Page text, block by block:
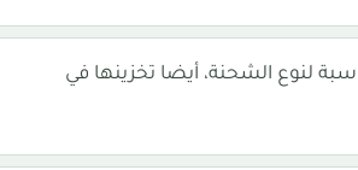
لنوع الشحنة، أيضا تخزينها في